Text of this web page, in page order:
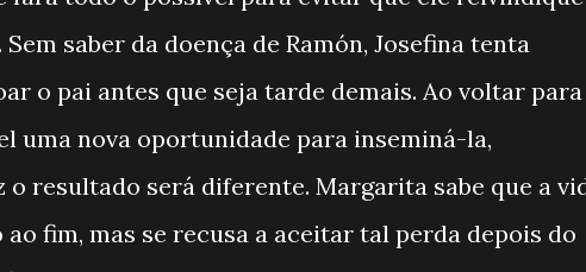
saber da doença de Ramón, Josefina tenta
o pai antes que seja tarde demais. Ao voltar para
uma nova oportunidade para inseminá-la,
o resultado será diferente. Margarita sabe que a
ao fim, mas se recusa a aceitar tal perda depois do